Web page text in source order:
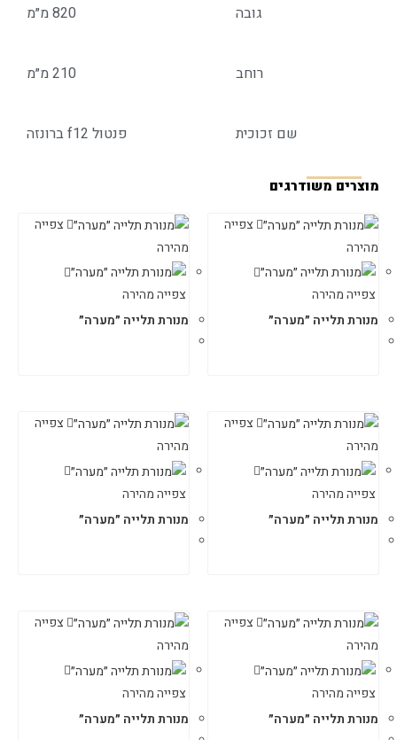
גובה 820 מ״מ
רוחב 210 מ״מ
שם זכוכית פנטול f12 ברונזה
מוצרים משודרגים
צפייה
מהירה
צפייה מהירה
מנורת תלייה ״מערה״
צפייה
מהירה
צפייה מהירה
מנורת תלייה ״מערה״
צפייה
מהירה
צפייה מהירה
מנורת תלייה ״מערה״
צפייה
מהירה
צפייה מהירה
מנורת תלייה ״מערה״
צפייה
מהירה
צפייה מהירה
מנורת תלייה ״מערה״
צפייה
מהירה
צפייה מהירה
מנורת תלייה ״מערה״